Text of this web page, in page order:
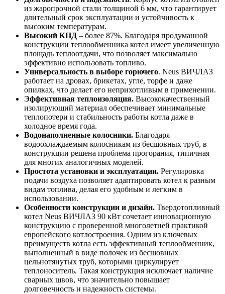
из жаропрочной стали толщиной 6 мм, что гарантирует
длительный срок эксплуатации и устойчивость к
высоким температурам.
Высокий КПД – более 87%. Благодаря продуманной
конструкции теплообменника котел имеет увеличенную
площадь теплоотдачи, что позволяет максимально
эффективно использовать топливо.
Универсальность в выборе горючего. Neus ВИЧЛАЗ
работает на дровах, брикетах, угле, торфе и даже
опилках, что делает его неприхотливым в применении.
Эффективная теплоизоляция. Высококачественный
изолирующий материал обеспечивает минимальные
теплопотери и стабильность работы котла даже в
холодное время года.
Водонаполненные колосники. Благодаря
водоохлаждаемым колосникам из бесшовных труб, в
конструкции решена проблема прогорания, типичная
для многих аналогичных моделей.
Простота установки и эксплуатации. Регулировка
подачи воздуха позволяет адаптировать котел к разным
видам топлива, делая его удобным и легким в
использовании.
Особенности конструкции и дизайн. Твердотопливный
котел Neus ВИЧЛАЗ 90 кВт сочетает инновационную
конструкцию с проверенной многолетней практикой
европейского котлостроения. Одним из ключевых
преимуществ котла есть эффективный теплообменник,
выполненный в виде полочек из бесшовных
цельнотянутых труб, которыми циркулирует
теплоноситель. Такая конструкция исключает наличие
сварных швов, что значительно повышает
долговечность и надежность системы.